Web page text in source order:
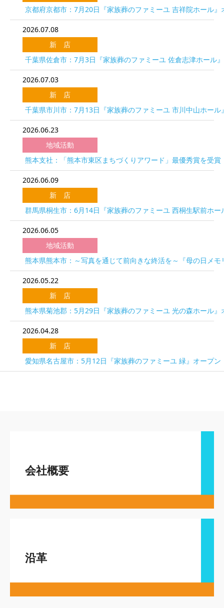
京都府京都市：7月20日『家族葬のファミーユ 吉祥院ホール』
2026.07.08
新 店
千葉県佐倉市：7月3日『家族葬のファミーユ 佐倉志津ホール
2026.07.03
新 店
千葉県市川市：7月13日『家族葬のファミーユ 市川中山ホール
2026.06.23
地域活動
熊本支社：「熊本市東区まちづくりアワード」最優秀賞を受賞
2026.06.09
新 店
群馬県桐生市：6月14日『家族葬のファミーユ 西桐生駅前ホー
2026.06.05
地域活動
熊本県熊本市：～写真を通じて前向きな終活を～『母の日メ
2026.05.22
新 店
熊本県菊池郡：5月29日『家族葬のファミーユ 光の森ホール』
2026.04.28
新 店
愛知県名古屋市：5月12日『家族葬のファミーユ 緑』オープン
会社概要
沿革